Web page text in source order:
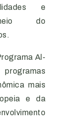
e
do
Al-
mais
e da